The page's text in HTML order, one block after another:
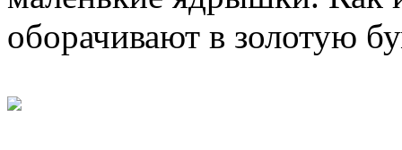
оборачивают в золотую